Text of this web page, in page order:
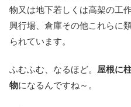
物又は地下若しくは高架の工
興行場、倉庫その他これらに
られています。
ふむふむ、なるほど。 屋根に
物になるんですね～。